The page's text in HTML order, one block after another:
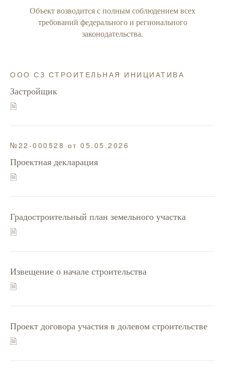
Объект возводится с полным соблюдением всех
требований федерального и регионального
законодательства.
ООО СЗ СТРОИТЕЛЬНАЯ ИНИЦИАТИВА
Застройщик
🗎
№22-000528 от 05.05.2026
Проектная декларация
🗎
Градостроительный план земельного участка
🗎
Извещение о начале строительства
🗎
Проект договора участия в долевом строительстве
🗎